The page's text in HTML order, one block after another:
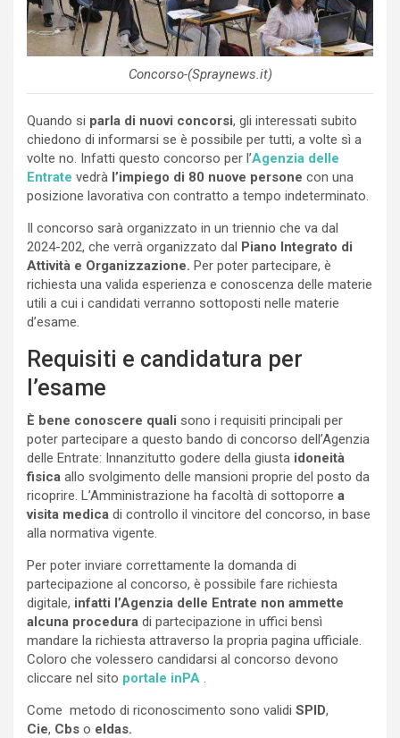
Concorso-(Spraynews.it)
Quando si parla di nuovi concorsi, gli interessati subito
chiedono di informarsi se è possibile per tutti, a volte sì a
volte no. Infatti questo concorso per l’Agenzia delle
Entrate vedrà l’impiego di 80 nuove persone con una
posizione lavorativa con contratto a tempo indeterminato.
Il concorso sarà organizzato in un triennio che va dal
2024-202, che verrà organizzato dal Piano Integrato di
Attività e Organizzazione. Per poter partecipare, è
richiesta una valida esperienza e conoscenza delle materie
utili a cui i candidati verranno sottoposti nelle materie
d’esame.
Requisiti e candidatura per
l’esame
È bene conoscere quali sono i requisiti principali per
poter partecipare a questo bando di concorso dell’Agenzia
delle Entrate: Innanzitutto godere della giusta idoneità
fisica allo svolgimento delle mansioni proprie del posto da
ricoprire. L’Amministrazione ha facoltà di sottoporre a
visita medica di controllo il vincitore del concorso, in base
alla normativa vigente.
Per poter inviare correttamente la domanda di
partecipazione al concorso, è possibile fare richiesta
digitale, infatti l’Agenzia delle Entrate non ammette
alcuna procedura di partecipazione in uffici bensì
mandare la richiesta attraverso la propria pagina ufficiale.
Coloro che volessero candidarsi al concorso devono
cliccare nel sito portale inPA .
Come metodo di riconoscimento sono validi SPID,
Cie, Cbs o eldas.